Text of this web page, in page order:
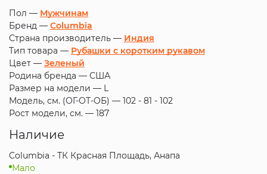
Пол — Мужчинам
Бренд — Columbia
Страна производитель — Индия
Тип товара — Рубашки с коротким рукавом
Цвет — Зеленый
Родина бренда — США
Размер на модели — L
Модель, см. (ОГ-ОТ-ОБ) — 102 - 81 - 102
Рост модели, см. — 187
Наличие
Columbia - ТК Красная Площадь, Анапа
Мало